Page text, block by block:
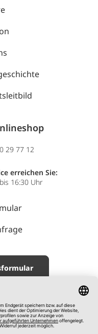
29 77 12
erreichen Sie:
16:30 Uhr